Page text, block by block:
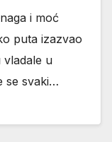
i moć
puta izazvao
u
se svaki…